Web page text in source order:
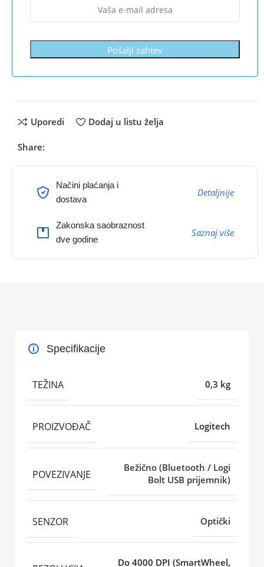
Pošalji zahtev
Uporedi Dodaj u listu želja
Share:
Načini plaćanja i
dostava
Detaljnije
Zakonska saobraznost
dve godine
Saznaj više
Specifikacije
TEŽINA 0,3 kg
PROIZVOĐAČ Logitech
POVEZIVANJE
Bežično (Bluetooth / Logi
Bolt USB prijemnik)
SENZOR Optički
Do 4000 DPI (SmartWheel,